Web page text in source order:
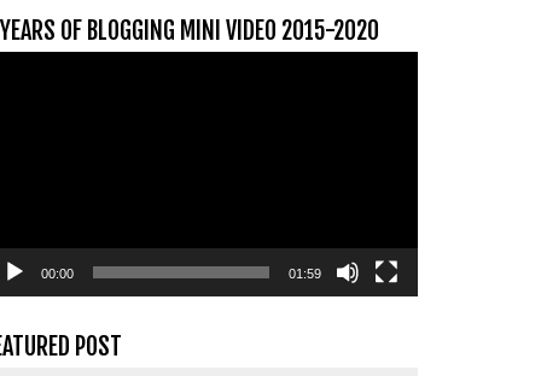
OF BLOGGING MINI VIDEO 2015-2020
00:00 01:59
POST